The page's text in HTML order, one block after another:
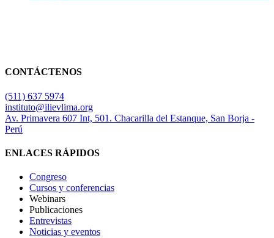
CONTÁCTENOS
(511) 637 5974
instituto@ilievlima.org
Av. Primavera 607 Int, 501. Chacarilla del Estanque, San Borja -
Perú
ENLACES RÁPIDOS
Congreso
Cursos y conferencias
Webinars
Publicaciones
Entrevistas
Noticias y eventos